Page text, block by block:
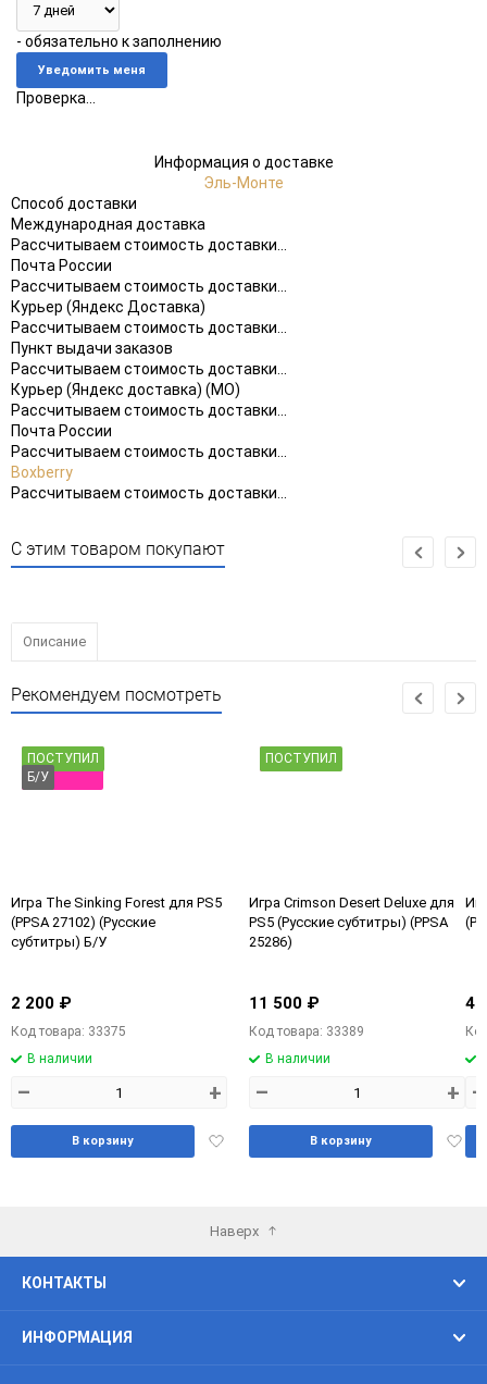
- обязательно к заполнению
Проверка...
Информация о доставке
Эль-Монте
Способ доставки
Международная доставка
Рассчитываем стоимость доставки...
Почта России
Рассчитываем стоимость доставки...
Курьер (Яндекс Доставка)
Рассчитываем стоимость доставки...
Пункт выдачи заказов
Рассчитываем стоимость доставки...
Курьер (Яндекс доставка) (МО)
Рассчитываем стоимость доставки...
Почта России
Рассчитываем стоимость доставки...
Boxberry
Рассчитываем стоимость доставки...
С этим товаром покупают
Описание
Рекомендуем посмотреть
ПОСТУПИЛ
Б/У
Игра The Sinking Forest для PS5
(PPSA 27102) (Русские
субтитры) Б/У
2 200 ₽
Код товара: 33375
В наличии
– +
Добавить
В корзину
ПОСТУПИЛ
Игра Crimson Desert Deluxe для
PS5 (Русские субтитры) (PPSA
25286)
11 500 ₽
Код товара: 33389
В наличии
– +
В корзину
4
–
Наверх
КОНТАКТЫ
ИНФОРМАЦИЯ